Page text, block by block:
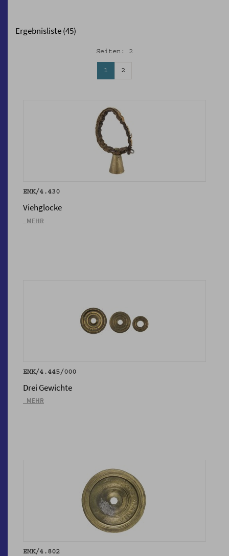
Ergebnisliste (45)
Seiten: 2
1 2
EMK/4.430
Viehglocke
_MEHR
EMK/4.445/000
Drei Gewichte
_MEHR
EMK/4.802